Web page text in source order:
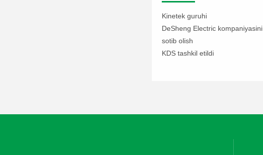
Kinetek guruhi
DeSheng Electric kompaniyasini
sotib olish
KDS tashkil etildi